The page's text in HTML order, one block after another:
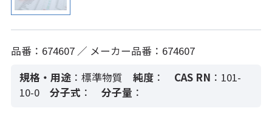
品番：674607 ／ メーカー品番：674607
規格・用途 ：標準物質 純度： CAS RN ：101-
10-0
分子式 ： 分子量 ：